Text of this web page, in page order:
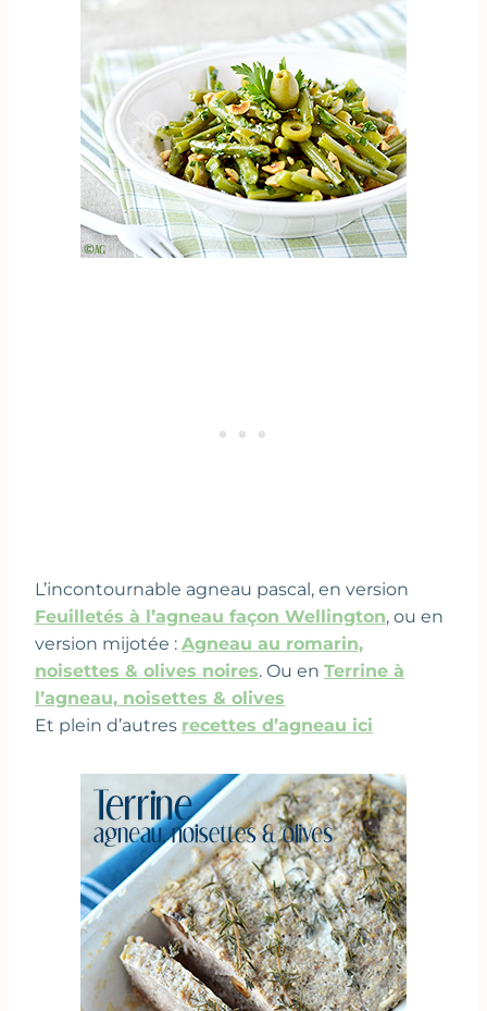
L’incontournable agneau pascal, en version
Feuilletés à l’agneau façon Wellington, ou en
version mijotée : Agneau au romarin,
noisettes & olives noires. Ou en Terrine à
l’agneau, noisettes & olives
Et plein d’autres recettes d’agneau ici